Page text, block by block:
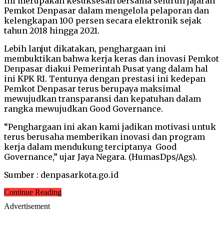
Pemkot Denpasar dalam mengelola pelaporan dan
kelengkapan 100 persen secara elektronik sejak
tahun 2018 hingga 2021.
Lebih lanjut dikatakan, penghargaan ini
membuktikan bahwa kerja keras dan inovasi Pemkot
Denpasar diakui Pemerintah Pusat yang dalam hal
ini KPK RI. Tentunya dengan prestasi ini kedepan
Pemkot Denpasar terus berupaya maksimal
mewujudkan transparansi dan kepatuhan dalam
rangka mewujudkan Good Governance.
“Penghargaan ini akan kami jadikan motivasi untuk
terus berusaha memberikan inovasi dan program
kerja dalam mendukung terciptanya Good
Governance,” ujar Jaya Negara. (HumasDps/Ags).
Sumber : denpasarkota.go.id
Continue Reading
Advertisement